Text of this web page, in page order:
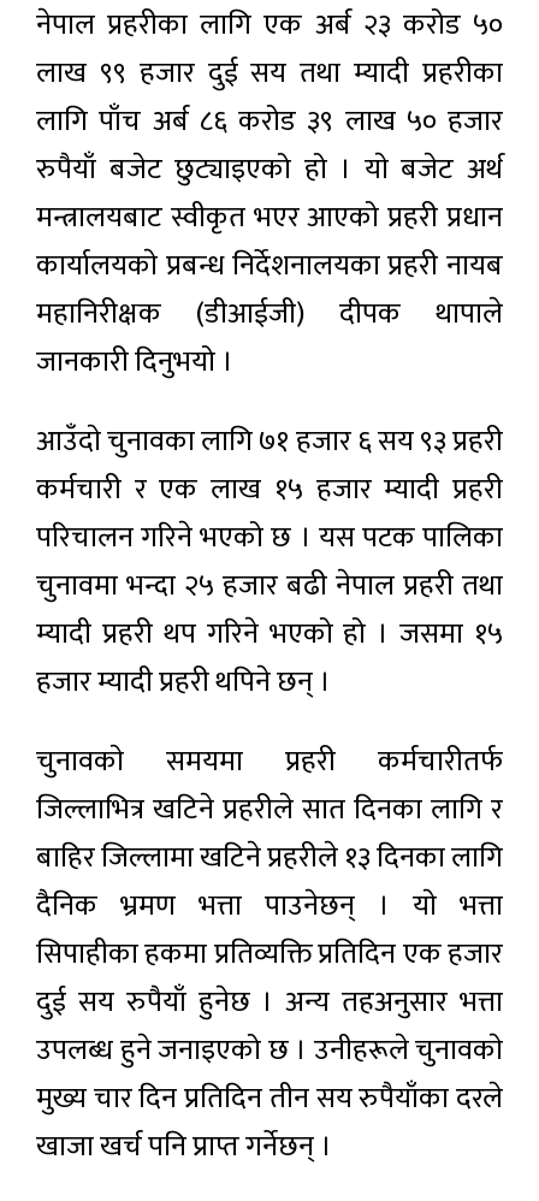
नेपाल प्रहरीका लागि एक अर्ब २३ करोड ५०
लाख ९९ हजार दुई सय तथा म्यादी प्रहरीका
लागि पाँच अर्ब ८६ करोड ३९ लाख ५० हजार
रुपैयाँ बजेट छुट्याइएको हो । याे बजेट अर्थ
मन्त्रालयबाट स्वीकृत भएर आएको प्रहरी प्रधान
कार्यालयकाे प्रबन्ध निर्देशनालयका प्रहरी नायब
महानिरीक्षक (डीआईजी) दीपक थापाले
जानकारी दिनुभयो ।
आउँदाे चुनावका लागि ७१ हजार ६ सय ९३ प्रहरी
कर्मचारी र एक लाख १५ हजार म्यादी प्रहरी
परिचालन गरिने भएको छ । यस पटक पालिका
चुनावमा भन्दा २५ हजार बढी नेपाल प्रहरी तथा
म्यादी प्रहरी थप गरिने भएको हो । जसमा १५
हजार म्यादी प्रहरी थपिने छन् ।
चुनावकाे समयमा प्रहरी कर्मचारीतर्फ
जिल्लाभित्र खटिने प्रहरीले सात दिनका लागि र
बाहिर जिल्लामा खटिने प्रहरीले १३ दिनका लागि
दैनिक भ्रमण भत्ता पाउनेछन् । याे भत्ता
सिपाहीका हकमा प्रतिव्यक्ति प्रतिदिन एक हजार
दुई सय रुपैयाँ हुनेछ । अन्य तहअनुसार भत्ता
उपलब्ध हुने जनाइएको छ । उनीहरूले चुनावकाे
मुख्य चार दिन प्रतिदिन तीन सय रुपैयाँका दरले
खाजा खर्च पनि प्राप्त गर्नेछन् ।